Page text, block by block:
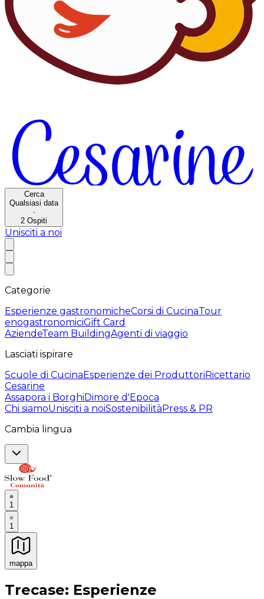
Cerca
Qualsiasi data
·
2 Ospiti
Unisciti a noi
Categorie
Esperienze gastronomicheCorsi di CucinaTour
enogastronomiciGift Card
AziendeTeam BuildingAgenti di viaggio
Lasciati ispirare
Scuole di CucinaEsperienze dei ProduttoriRicettario
Cesarine
Assapora i BorghiDimore d'Epoca
Chi siamoUnisciti a noiSostenibilitàPress & PR
Cambia lingua
1
1
mappa
Esperienze culinarie indimenticabili: Esperienze
Trecase: Esperienze